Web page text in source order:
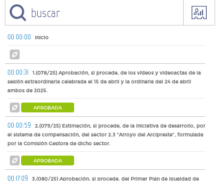
00:00:00 Inicio
00:00:31
1.(078/25) Aprobación, si procede, de los vídeos y videoactas de la
sesión extraordinaria celebrada el 15 de abril y la ordinaria del 24 de abril
ambos de 2025.
APROBADA
00:00:59
2.(079/25) Estimación, si procede, de la iniciativa de desarrollo, por
el sistema de compensación, del sector 2.3 “Arroyo del Arcipreste”, formulada
por la Comisión Gestora de dicho sector.
APROBADA
00:17:09
3.(080/25) Aprobación, si procede, del Primer Plan de Igualdad de